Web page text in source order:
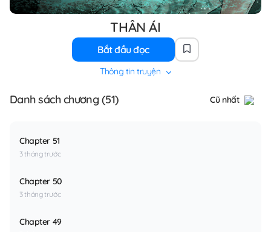
THÂN ÁI
Bắt đầu đọc
Thông tin truyện
Danh sách chương (51) Cũ nhất
Chapter 51
3 tháng trước
Chapter 50
3 tháng trước
Chapter 49